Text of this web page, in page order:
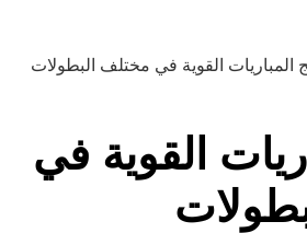
المباريات القوية في مختلف البطولات
القوية في